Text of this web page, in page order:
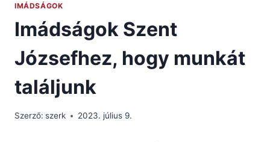
IMÁDSÁGOK
Imádságok Szent
Józsefhez, hogy munkát
találjunk
Szerző: szerk 2023. július 9.